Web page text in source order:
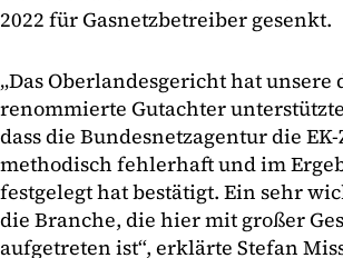
2022 für Gasnetzbetreiber gesenkt.
„Das Oberlandesgericht hat
renommierte Gutachter
dass die Bundesnetzagentur die
methodisch fehlerhaft und im
festgelegt hat bestätigt. Ein sehr
die Branche, die hier mit großer
aufgetreten ist“, erklärte Stefan